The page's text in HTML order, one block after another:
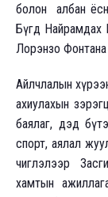
болон албан
Бүгд Найрамдах
Лорэнзо Фонтана
Айлчлалын
ахиулахын
баялаг, дэд
спорт, аялал
чиглэлээр
хамтын